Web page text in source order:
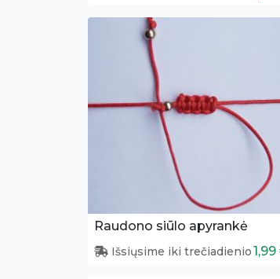
Raudono siūlo apyrankė
Išsiųsime iki trečiadienio